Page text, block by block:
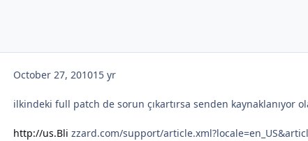
October 27, 201015 yr
ilkindeki full patch de sorun çıkartırsa senden
http://us.Bli zzard.com/support/